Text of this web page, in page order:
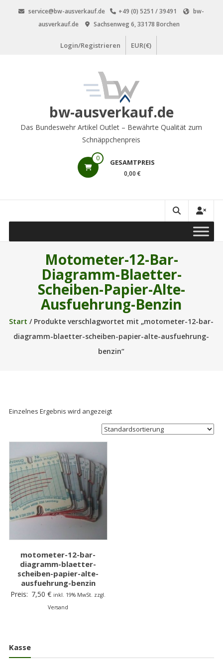
service@bw-ausverkauf.de +49 (0) 5251 / 39491
bw-
ausverkauf.de
Sachsenweg 6, 33178 Borchen
Login/Registrieren EUR(€)
bw-ausverkauf.de
Das Bundeswehr Artikel Outlet – Bewährte Qualität zum
Schnäppchenpreis
0 GESAMTPREIS
0,00 €
Motometer-12-Bar-
Diagramm-Blaetter-
Scheiben-Papier-Alte-
Ausfuehrung-Benzin
Start / Produkte verschlagwortet mit „motometer-12-bar-
diagramm-blaetter-scheiben-papier-alte-ausfuehrung-
benzin“
Einzelnes Ergebnis wird angezeigt
motometer-12-bar-
diagramm-blaetter-
scheiben-papier-alte-
ausfuehrung-benzin
Preis: 7,50€ inkl. 19% MwSt. zzgl.
Versand
Kasse